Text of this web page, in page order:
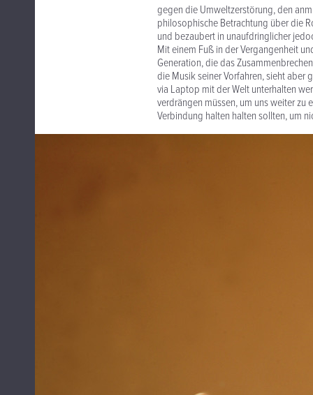
gegen die Umweltzerstörung, den
philosophische Betrachtung über die
und bezaubert in unaufdringlicher
Mit einem Fuß in der Vergangenheit
Generation, die das
die Musik seiner Vorfahren, sieht aber
via Laptop mit der Welt unterhalten
verdrängen müssen, um uns weiter
Verbindung halten halten sollten, um